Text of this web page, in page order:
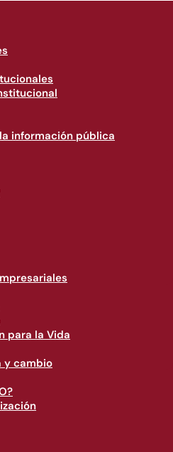
información pública
para la Vida
y cambio